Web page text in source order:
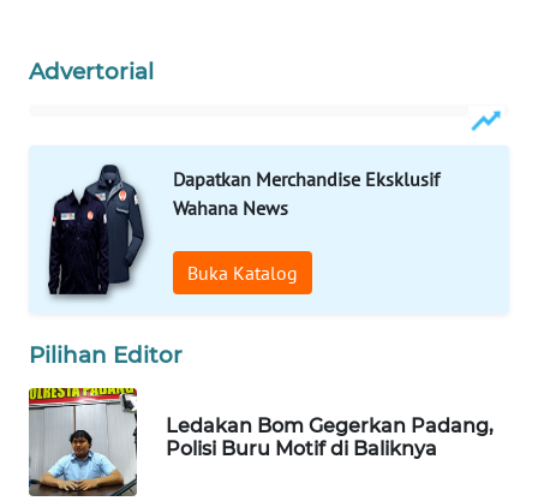
Advertorial
Dapatkan Merchandise Eksklusif
Wahana News
Buka Katalog
Pilihan Editor
Ledakan Bom Gegerkan Padang,
Polisi Buru Motif di Baliknya
WAHANA
SELEB
WAHANA
PERSONA
OTOMOTIF
WAHANA
HEALTH